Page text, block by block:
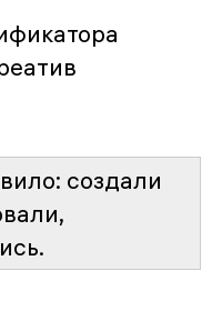
создали